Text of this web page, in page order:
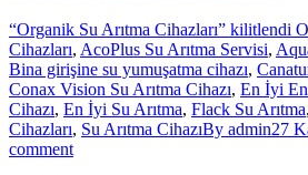
“Organik Su Arıtma Cihazları” kilitlendi
Cihazları, AcoPlus Su Arıtma Servisi,
Bina girişine su yumuşatma cihazı,
Conax Vision Su Arıtma Cihazı, En İyi
Cihazı, En İyi Su Arıtma, Flack Su Arıtma,
Cihazları, Su Arıtma CihazıBy admin27
comment